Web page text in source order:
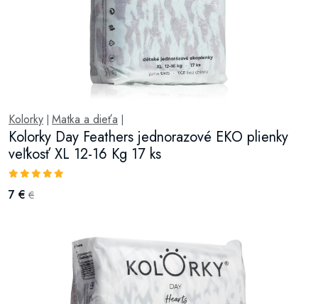
Kolorky Matka a dieťa
Kolorky Day Feathers jednorazové EKO plienky
veľkosť XL 12-16 Kg 17 ks
7 € €